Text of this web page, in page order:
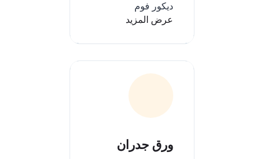
ديكور فوم
عرض المزيد
ورق جدران